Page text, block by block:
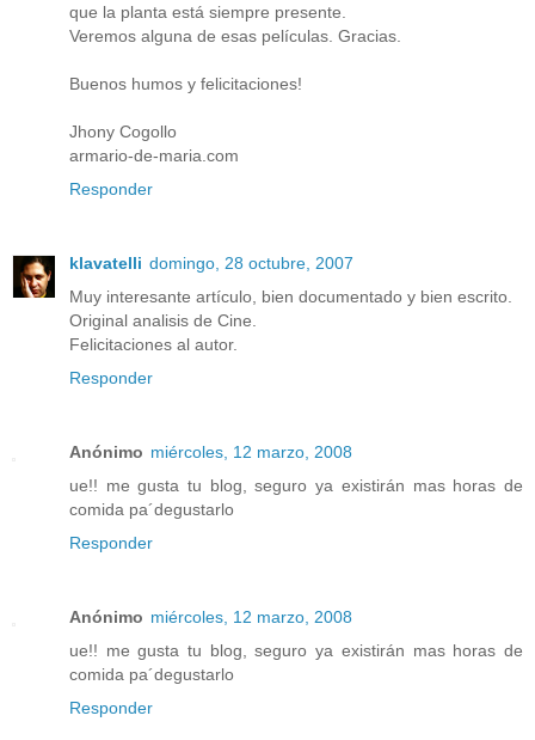
que la planta está siempre presente.
Veremos alguna de esas películas. Gracias.
Buenos humos y felicitaciones!
Jhony Cogollo
armario-de-maria.com
Responder
klavatelli domingo, 28 octubre, 2007
Muy interesante artículo, bien documentado y bien escrito.
Original analisis de Cine.
Felicitaciones al autor.
Responder
Anónimo miércoles, 12 marzo, 2008
ue!! me gusta tu blog, seguro ya existirán mas horas de
comida pa´degustarlo
Responder
Anónimo miércoles, 12 marzo, 2008
ue!! me gusta tu blog, seguro ya existirán mas horas de
comida pa´degustarlo
Responder